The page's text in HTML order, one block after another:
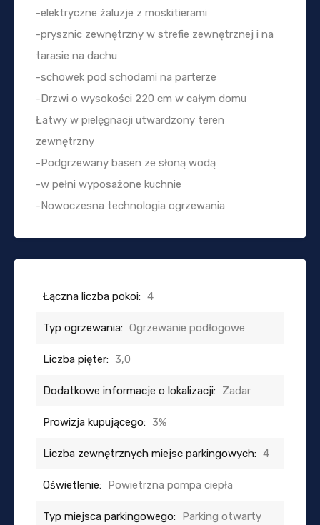
-elektryczne żaluzje z moskitierami
-prysznic zewnętrzny w strefie zewnętrznej i na
tarasie na dachu
-schowek pod schodami na parterze
-Drzwi o wysokości 220 cm w całym domu
Łatwy w pielęgnacji utwardzony teren
zewnętrzny
-Podgrzewany basen ze słoną wodą
-w pełni wyposażone kuchnie
-Nowoczesna technologia ogrzewania
Łączna liczba pokoi: 4
Typ ogrzewania: Ogrzewanie podłogowe
Liczba pięter: 3,0
Dodatkowe informacje o lokalizacji: Zadar
Prowizja kupującego: 3%
Liczba zewnętrznych miejsc parkingowych: 4
Oświetlenie: Powietrzna pompa ciepła
Typ miejsca parkingowego: Parking otwarty